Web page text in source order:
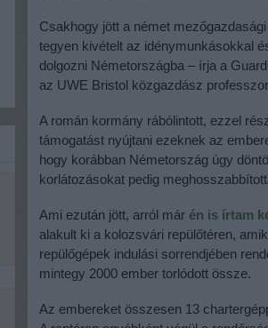
Csakhogy jött a német
tegyen kivételt az idénymunkásokkal
dolgozni Németországba – írja a
az UWE Bristol közgazdász
A román kormány rábólintott, ezzel
támogatást nyújtani ezeknek az
hogy korábban Németország úgy
korlátozásokat pedig
Ami ezután jött, arról már én is írtam
alakult ki a kolozsvári repülőtéren,
repülőgépek indulási sorrendjében
mintegy 2000 ember torlódott össze.
Az embereket összesen 13